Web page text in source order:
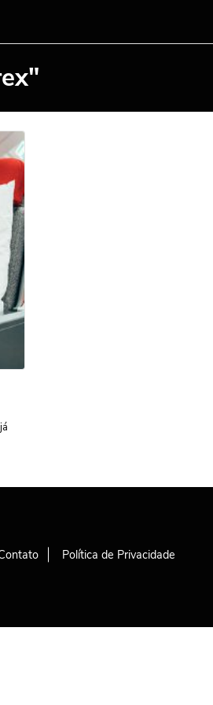
Política de Privacidade